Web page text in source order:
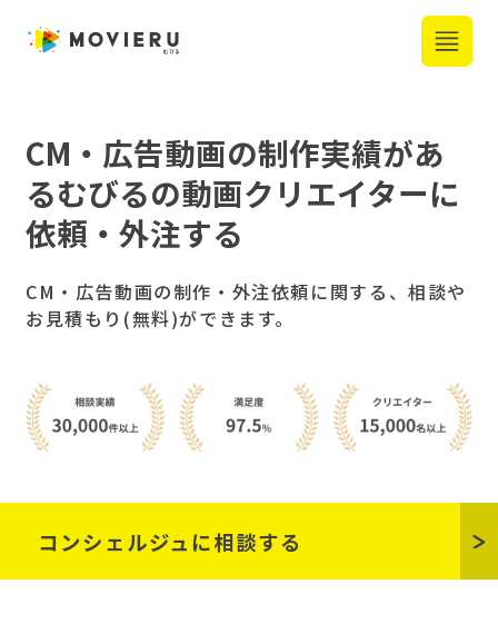
CM・広告動画の制作実績があ
るむびるの動画クリエイターに
依頼・外注する
CM・広告動画の制作・外注依頼に関する、相談や
お見積もり(無料)ができます。
コンシェルジュに相談する